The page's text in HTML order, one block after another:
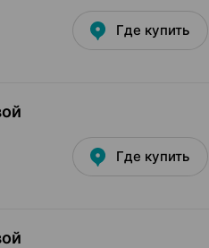
Где купить
Где купить